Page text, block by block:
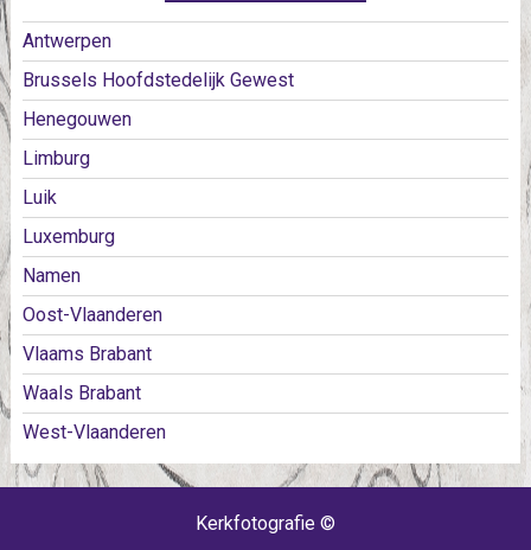
Antwerpen
Brussels Hoofdstedelijk Gewest
Henegouwen
Limburg
Luik
Luxemburg
Namen
Oost-Vlaanderen
Vlaams Brabant
Waals Brabant
West-Vlaanderen
Kerkfotografie ©